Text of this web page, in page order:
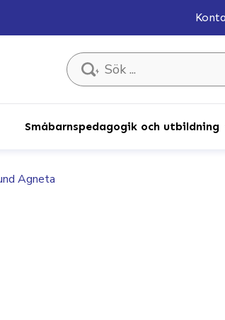
Sök ...
Småbarnspedagogik och utbildning
Agneta